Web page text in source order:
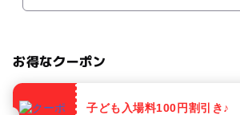
お得なクーポン
子ども入場料100円割引き♪